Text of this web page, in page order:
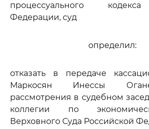
процессуального
Федерации, суд
определил:
отказать в передаче
Маркосян Инессы
рассмотрения в судебном
коллегии по
Верховного Суда Российской